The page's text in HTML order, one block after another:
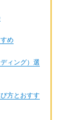
め
ィング）選
方とおすす